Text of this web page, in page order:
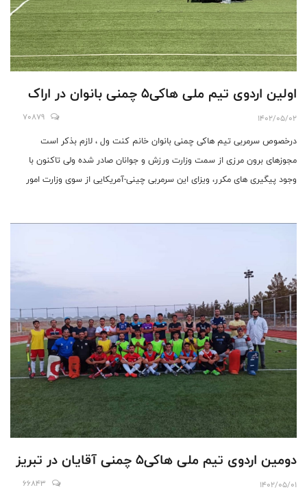
اولین اردوی تیم ملی هاکی۵ چمنی بانوان در اراک
1402/05/02
70879
درخصوص سرمربی تیم هاکی چمنی بانوان خانم کنت ول ، لازم بذکر است
مجوزهای برون مرزی از سمت وزارت ورزش و جوانان صادر شده ولی تاکنون با
وجود پیگیری های مکرر، ویزای این سرمربی چینی-آمریکایی از سوی وزارت امور
دومین اردوی تیم ملی هاکی۵ چمنی آقایان در تبریز
1402/05/01
66843